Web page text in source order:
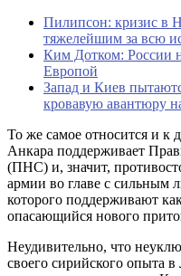
Пилипсон: кризис в
тяжелейшим за всю
Ким Дотком: России
Европой
Запад и Киев
кровавую авантюру
То же самое относится и к
Анкара поддерживает
(ПНС) и, значит,
армии во главе с сильным
которого поддерживают
опасающийся нового
Неудивительно, что
своего сирийского опыта